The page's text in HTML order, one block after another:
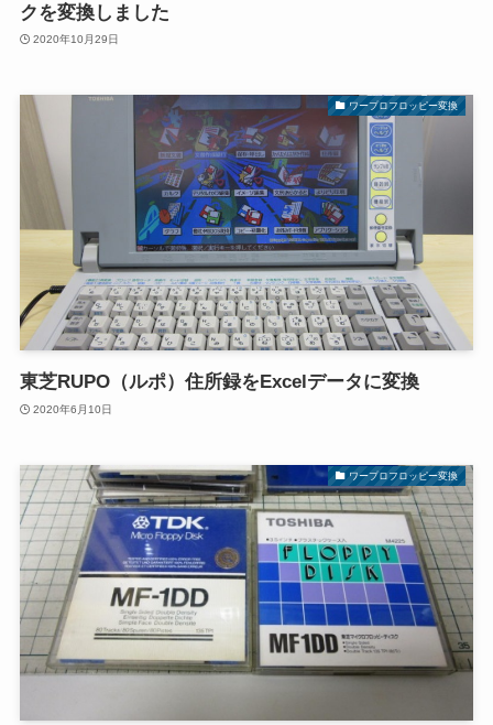
クを変換しました
2020年10月29日
ワープロフロッピー変換
東芝RUPO（ルポ）住所録をExcelデータに変換
2020年6月10日
ワープロフロッピー変換